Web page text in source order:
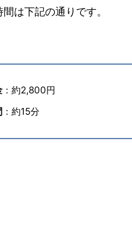
は下記の通りです。
：約2,800円
：約15分